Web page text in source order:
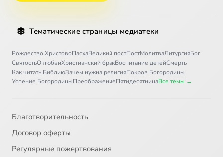
Тематические страницы медиатеки
Рождество ХристовоПасхаВеликий постПостМолитваЛитургияБог
СвятостьО любвиХристианский бракВоспитание детейСмерть
Как читать БиблиюЗачем нужна религияПокров Богородицы
Успение БогородицыПреображениеПятидесятницаВсе темы →
Благотворительность
Договор оферты
Регулярные пожертвования